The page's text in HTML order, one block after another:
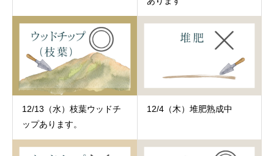
12/13（水）枝葉ウッドチ
ップあります。
12/4（木）堆肥熟成中